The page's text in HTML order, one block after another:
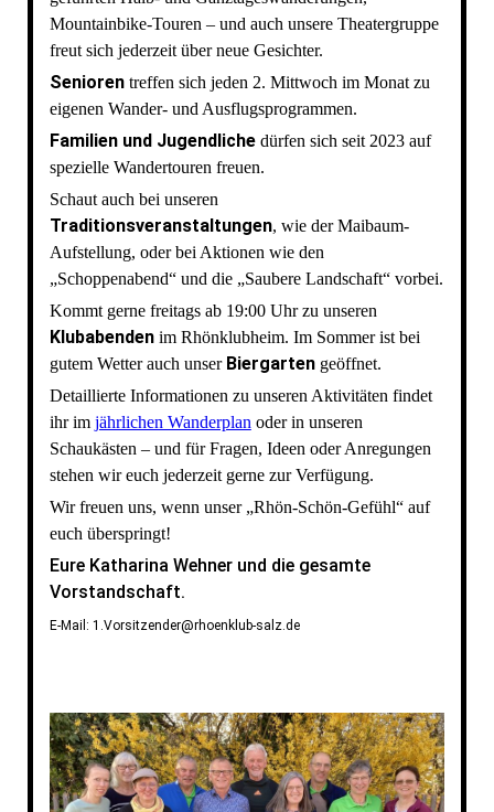
Mountainbike-Touren – und auch unsere Theatergruppe
freut sich jederzeit über neue Gesichter.
Seniorentreffen sich jeden 2. Mittwoch im Monat zu
eigenen Wander- und Ausflugsprogrammen.
Familien und Jugendlichedürfen sich seit 2023 auf
spezielle Wandertouren freuen.
Schaut auch bei unseren
Traditionsveranstaltungen, wie der Maibaum-
Aufstellung, oder bei Aktionen wie den
„Schoppenabend“ und die „Saubere Landschaft“ vorbei.
Kommt gerne freitags ab 19:00 Uhr zu unseren
Klubabendenim Rhönklubheim. Im Sommer ist bei
gutem Wetter auch unser Biergartengeöffnet.
Detaillierte Informationen zu unseren Aktivitäten findet
ihr im jährlichen Wanderplan oder in unseren
Schaukästen – und für Fragen, Ideen oder Anregungen
stehen wir euch jederzeit gerne zur Verfügung.
Wir freuen uns, wenn unser „Rhön-Schön-Gefühl“ auf
euch überspringt!
Eure Katharina Wehner und die gesamte
Vorstandschaft.
E-Mail: 1.Vorsitzender@rhoenklub-salz.de